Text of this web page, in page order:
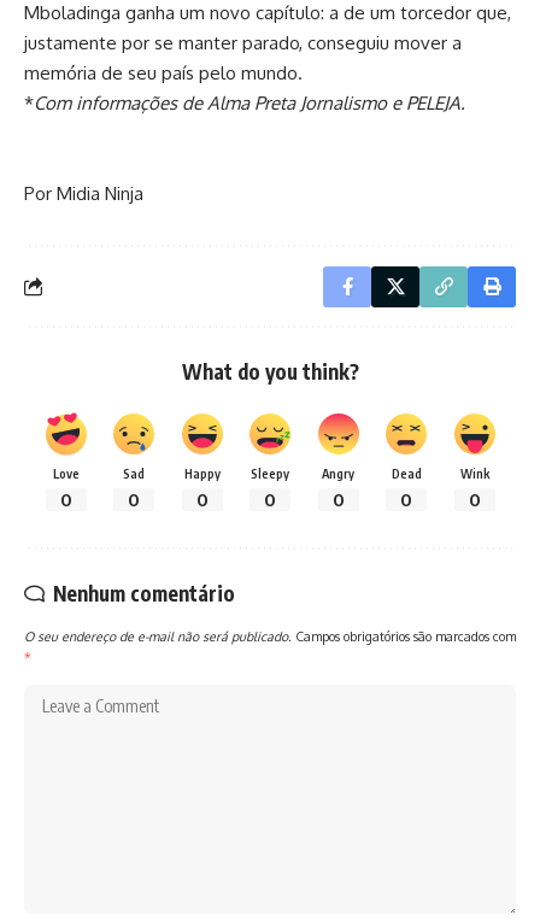
Mboladinga ganha um novo capítulo: a de um torcedor que,
justamente por se manter parado, conseguiu mover a
memória de seu país pelo mundo.
*Com informações de Alma Preta Jornalismo e PELEJA.
Por Midia Ninja
What do you think?
Love
0
Sad
0
Happy
0
Sleepy
0
Angry
0
Dead
0
Wink
0
Nenhum comentário
O seu endereço de e-mail não será publicado. Campos obrigatórios são marcados com
*